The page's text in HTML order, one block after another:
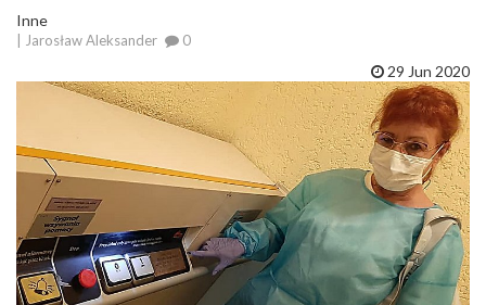
Inne
| Jarosław Aleksander 0
29 Jun 2020